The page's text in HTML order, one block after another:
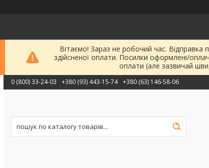
Вітаємо! Зараз не робочий час. Відправка
здійсненої оплати. Посилки оформлені/
оплати (але зазвичай
0 (800) 33-24-03 +380 (93) 443-15-74 +380 (63) 146-58-06